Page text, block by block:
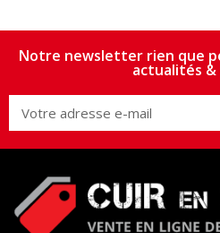
Notre newsletter rien que
actualités &